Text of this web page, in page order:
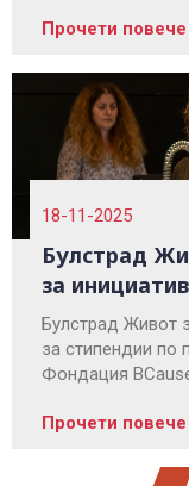
Прочети повече
18-11-2025
Булстрад
за
Булстрад Живот
за стипендии по
Фондация
Прочети повече